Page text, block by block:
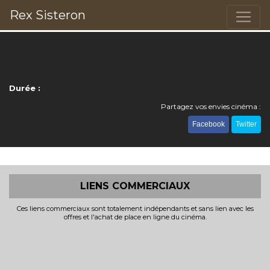
Rex Sisteron
Durée :
Partagez vos envies cinéma :
Facebook Twitter
LIENS COMMERCIAUX
Ces liens commerciaux sont totalement indépendants et sans lien avec les
offres et l'achat de place en ligne du cinéma.